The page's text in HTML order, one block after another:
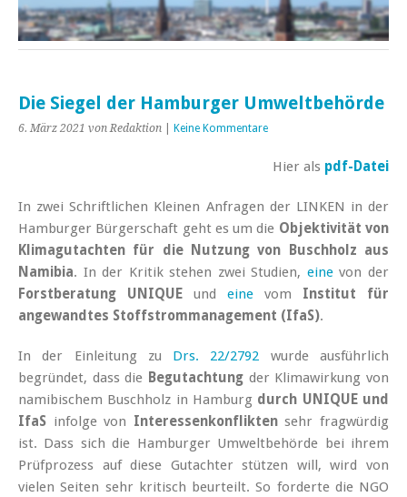
Die Siegel der Hamburger Umweltbehörde
6. März 2021 von Redaktion Keine Kommentare
Hier als pdf-Datei
In zwei Schriftlichen Kleinen Anfragen der LINKEN in der
Hamburger Bürgerschaft geht es um die Objektivität von
Klimagutachten für die Nutzung von Buschholz aus
Namibia. In der Kritik stehen zwei Studien, einevon der
Forstberatung UNIQUE und eine vom Institut für
angewandtes Stoffstrommanagement (IfaS).
In der Einleitung zu Drs. 22/2792 wurde ausführlich
begründet, dass die Begutachtung der Klimawirkung von
namibischem Buschholz in Hamburg durch UNIQUE und
IfaS infolge von Interessenkonfliktensehr fragwürdig
ist. Dass sich die Hamburger Umweltbehörde bei ihrem
Prüfprozess auf diese Gutachter stützen will, wird von
vielen Seiten sehr kritisch beurteilt. So forderte die NGO